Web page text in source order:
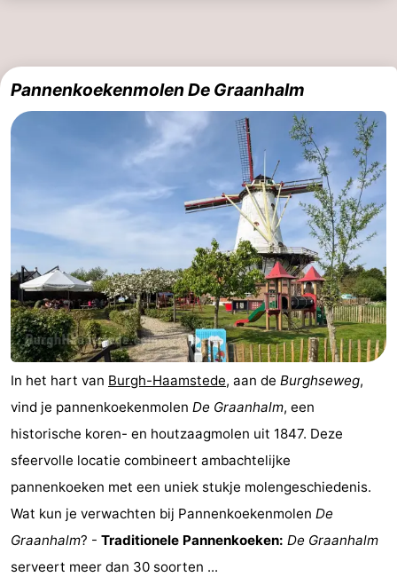
Leiden
Bollenstreek
-
Duin
Katwijk
-
Scheveningen
-
Den
Haag
-
Rotterdam
-
Rockanje
Zeeland
Schouwen-
Duiveland
-
Brouwershaven
-
Bruinisse
Pannenkoekenmolen De Graanhalm
In het hart van Burgh-Haamstede, aan de Burghseweg,
vind je pannenkoekenmolen De Graanhalm, een
historische koren- en houtzaagmolen uit 1847. Deze
sfeervolle locatie combineert ambachtelijke
pannenkoeken met een uniek stukje molengeschiedenis.
Wat kun je verwachten bij Pannenkoekenmolen De
Graanhalm? - Traditionele Pannenkoeken: De Graanhalm
serveert meer dan 30 soorten ...